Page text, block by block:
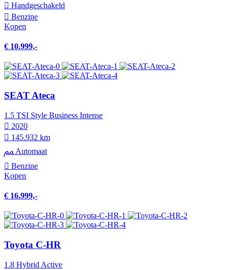
Hand­geschakeld
Benzine
Kopen
€ 10.999,-
SEAT Ateca
1.5 TSI Style Business Intense
2020
145.932 km
Automaat
Benzine
Kopen
€ 16.999,-
Toyota C-HR
1.8 Hybrid Active